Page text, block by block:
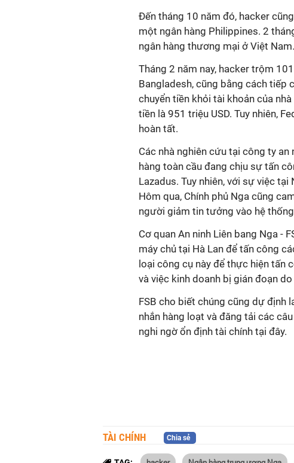
Đến tháng 10 năm đó, hacker
một ngân hàng Philippines. 2
ngân hàng thương mại ở Việt
Tháng 2 năm nay, hacker trộm
Bangladesh, cũng bằng cách tiếp
chuyển tiền khỏi tài khoản của
tiền là 951 triệu USD. Tuy nhiên,
hoàn tất.
Các nhà nghiên cứu tại công ty
hàng toàn cầu đang chịu sự tấn
Lazadus. Tuy nhiên, với sự việc
Hôm qua, Chính phủ Nga cũng
người giảm tin tưởng vào hệ
Cơ quan An ninh Liên bang Nga -
máy chủ tại Hà Lan để tấn công
loại công cụ này để thực hiện tấn
và việc kinh doanh bị gián đoạn
FSB cho biết chúng cũng dự định
nhắn hàng loạt và đăng tải các
nghi ngờ ổn định tài chính tại đây.
TÀI CHÍNH Chia sẻ